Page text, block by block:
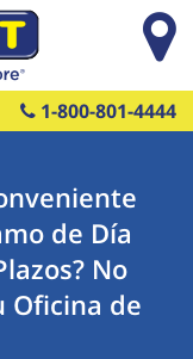
1-800-801-4444
de Día
No
Oficina de